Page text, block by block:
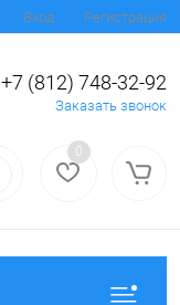
Вход Регистрация
+7 (812) 748-32-92
Заказать звонок
0